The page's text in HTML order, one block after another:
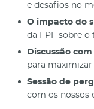
e desafios no
O impacto do
da FPF sobre o
Discussão
para
Sessão de
com os nossos